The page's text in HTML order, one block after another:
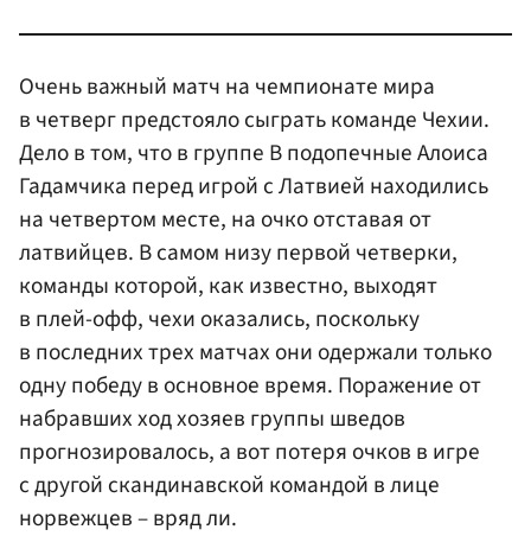
Очень важный матч на чемпионате мира
в четверг предстояло сыграть команде Чехии.
Дело в том, что в группе В подопечные Алоиса
Гадамчика перед игрой с Латвией находились
на четвертом месте, на очко отставая от
латвийцев. В самом низу первой четверки,
команды которой, как известно, выходят
в плей-офф, чехи оказались, поскольку
в последних трех матчах они одержали только
одну победу в основное время. Поражение от
набравших ход хозяев группы шведов
прогнозировалось, а вот потеря очков в игре
с другой скандинавской командой в лице
норвежцев – вряд ли.